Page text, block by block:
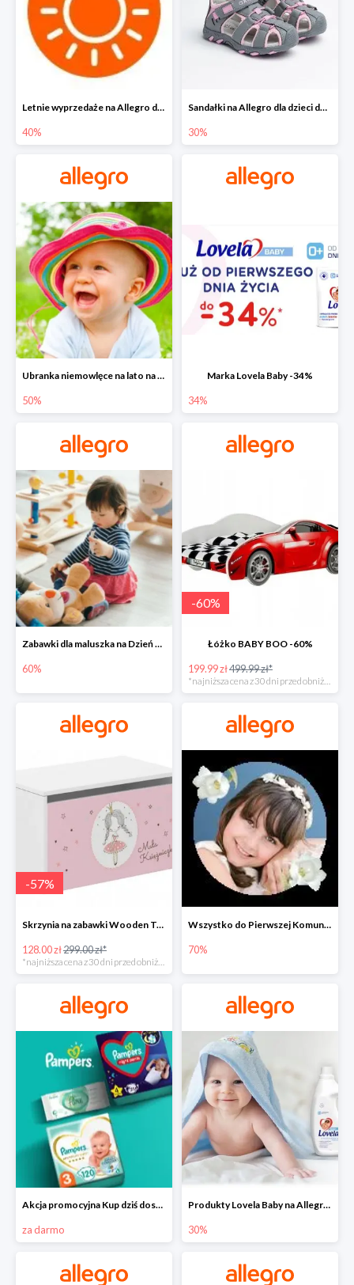
Letnie wyprzedaże na Allegro do -40%
40%
Sandałki na Allegro dla dzieci do -30%
30%
Ubranka niemowlęce na lato na Allegro do -50%
50%
Marka Lovela Baby -34%
34%
Zabawki dla maluszka na Dzień Dziecka na Allegro do -60%
60%
-60%
Łóżko BABY BOO -60%
199.99 zł499.99 zł*
*najniższa cena z 30 dni przed obniżką
-57%
Skrzynia na zabawki Wooden Toys -57%
128.00 zł299.00 zł*
Wszystko do Pierwszej Komunii na Allegro do -70%
70%
Akcja promocyjna Kup dziś dostawa jutro
za darmo
Produkty Lovela Baby na Allegro do -30%
30%